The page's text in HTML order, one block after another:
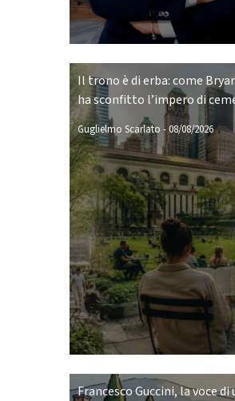
Il trono è di erba: come
ha sconfitto l’impero di
Guglielmo Scarlato -08/08/2026
Francesco Guccini, la voce di